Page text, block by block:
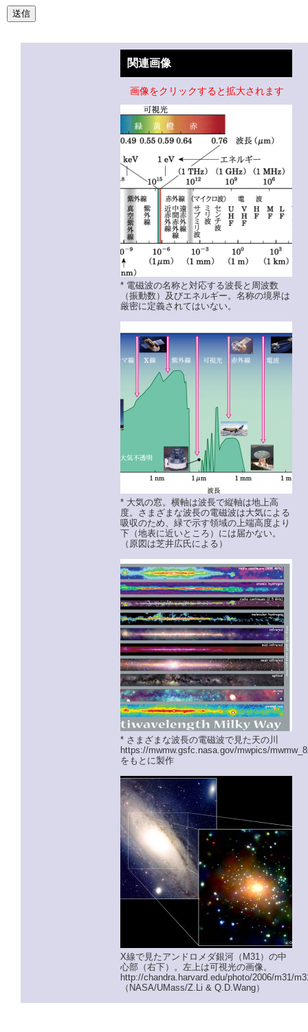
関連画像
画像をクリックすると拡大されます
* 電磁波の名称と対応する波長と周波数
（振動数）及びエネルギー。名称の境界は
厳密に定義されてはいない。
* 大気の窓。横軸は波長で縦軸は地上高
度。さまざまな波長の電磁波は大気による
吸収のため、緑で示す領域の上端高度より
下（地表に近いところ）には届かない。
（原図は芝井広氏による）
* さまざまな波長の電磁波で見た天の川
https://mwmw.gsfc.nasa.gov/mwpics/
をもとに製作
X線で見たアンドロメダ銀河（M31）の中
心部（右下）。左上は可視光の画像。
http://chandra.harvard.edu/photo/2006/m31/
（NASA/UMass/Z.Li & Q.D.Wang）